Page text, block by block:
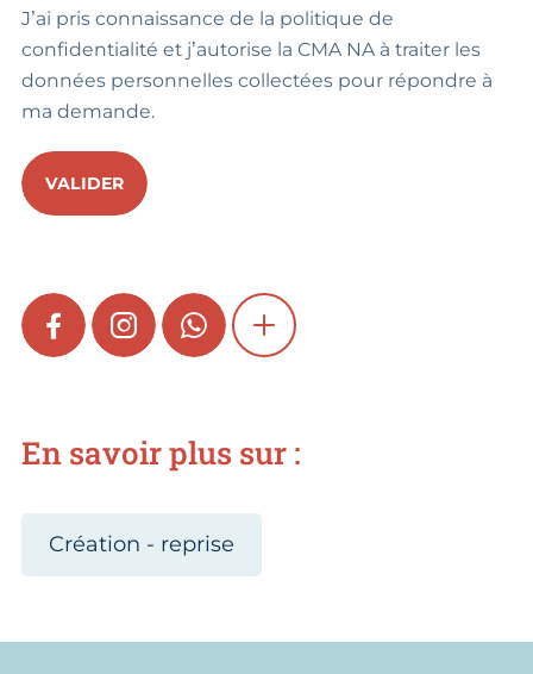
J’ai pris connaissance de la politique de
confidentialité et j’autorise la CMA NA à traiter les
données personnelles collectées pour répondre à
ma demande.
VALIDER
FACEBOOKINSTAGRAMWHATSAPPSHOW MORE
En savoir plus sur :
Création - reprise